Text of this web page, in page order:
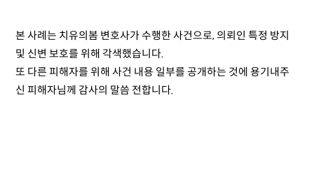
본 사례는 치유의봄 변호사가 수행한 사건으로, 의뢰인 특정 방지
및 신변 보호를 위해 각색했습니다.
또 다른 피해자를 위해 사건 내용 일부를 공개하는 것에 용기내주
신 피해자님께 감사의 말씀 전합니다.